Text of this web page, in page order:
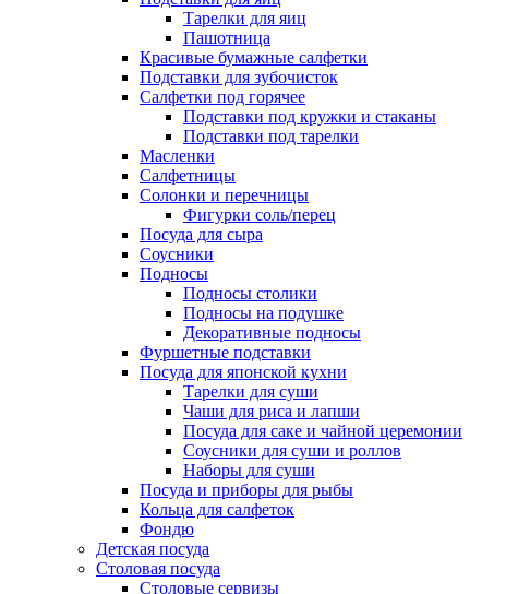
Тарелки для яиц
Пашотница
Красивые бумажные салфетки
Подставки для зубочисток
Салфетки под горячее
Подставки под кружки и стаканы
Подставки под тарелки
Масленки
Салфетницы
Солонки и перечницы
Фигурки соль/перец
Посуда для сыра
Соусники
Подносы
Подносы столики
Подносы на подушке
Декоративные подносы
Фуршетные подставки
Посуда для японской кухни
Тарелки для суши
Чаши для риса и лапши
Посуда для саке и чайной церемонии
Соусники для суши и роллов
Наборы для суши
Посуда и приборы для рыбы
Кольца для салфеток
Фондю
Детская посуда
Столовая посуда
Столовые сервизы